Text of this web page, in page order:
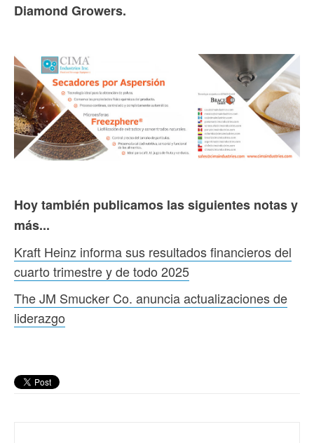
Diamond Growers.
Hoy también publicamos las siguientes notas y
más...
Kraft Heinz informa sus resultados financieros del
cuarto trimestre y de todo 2025
The JM Smucker Co. anuncia actualizaciones de
liderazgo